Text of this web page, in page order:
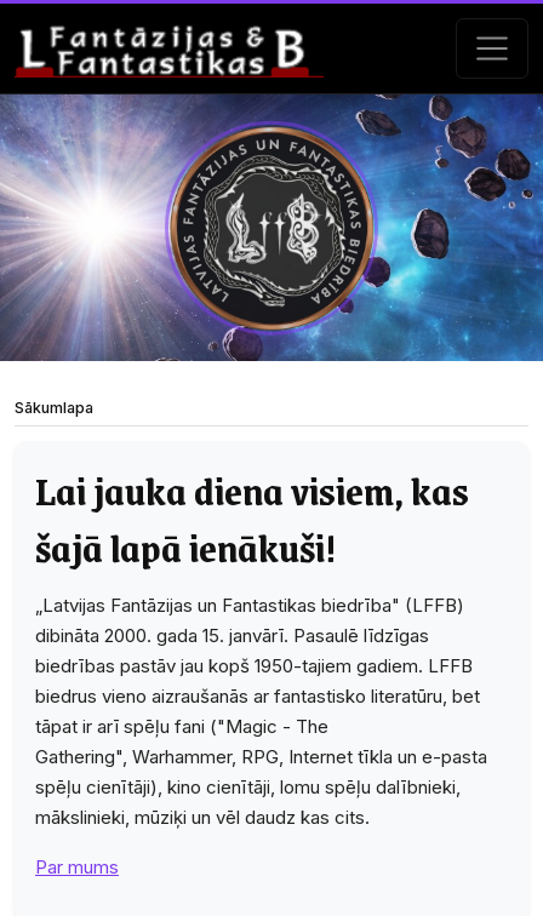
Sākumlapa
Lai jauka diena visiem, kas
šajā lapā ienākuši!
„Latvijas Fantāzijas un Fantastikas biedrība" (LFFB)
dibināta 2000. gada 15. janvārī. Pasaulē līdzīgas
biedrības pastāv jau kopš 1950-tajiem gadiem. LFFB
biedrus vieno aizraušanās ar fantastisko literatūru, bet
tāpat ir arī spēļu fani ("Magic - The
Gathering", Warhammer, RPG, Internet tīkla un e-pasta
spēļu cienītāji), kino cienītāji, lomu spēļu dalībnieki,
mākslinieki, mūziķi un vēl daudz kas cits.
Par mums